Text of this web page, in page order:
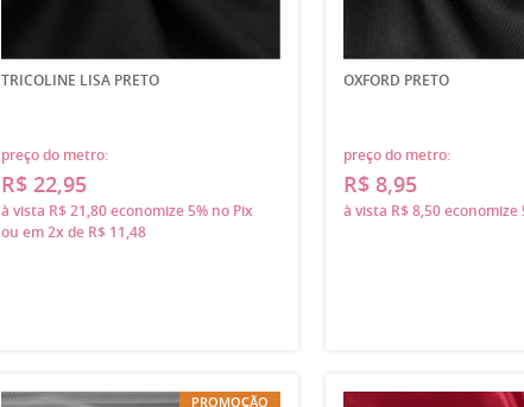
TRICOLINE LISA PRETO
preço do metro:
R$ 22,95
à vista R$ 21,80economize5% no Pix
ou em2x de R$ 11,48
OXFORD PRETO
preço do metro:
R$ 8,95
à vista R$ 8,50economize
PROMOÇÃO